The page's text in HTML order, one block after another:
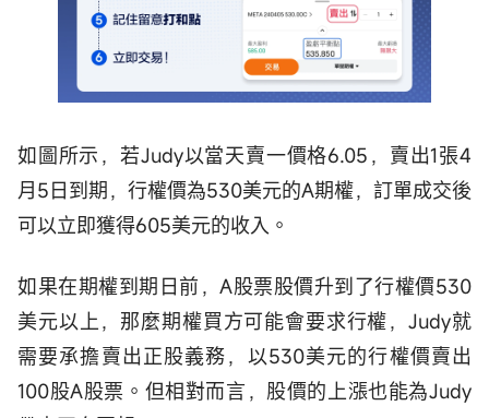
如圖所示，若Judy以當天賣一價格6.05，賣出1張4
月5日到期，行權價為530美元的A期權，訂單成交後
可以立即獲得605美元的收入。
如果在期權到期日前，A股票股價升到了行權價530
美元以上，那麼期權買方可能會要求行權，Judy就
需要承擔賣出正股義務，以530美元的行權價賣出
100股A股票。但相對而言，股價的上漲也能為Judy